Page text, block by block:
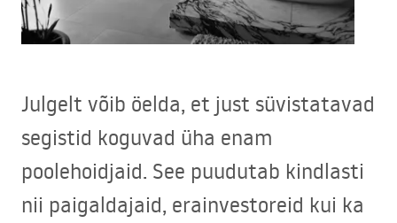
Julgelt võib öelda, et just süvistatavad
segistid koguvad üha enam
poolehoidjaid. See puudutab kindlasti
nii paigaldajaid, erainvestoreid kui ka